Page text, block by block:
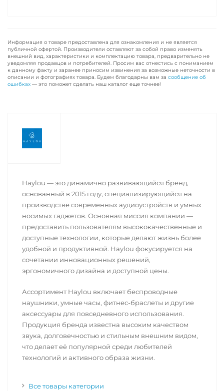
Информация о товаре предоставлена для ознакомления и не является
публичной офертой. Производители оставляют за собой право изменять
внешний вид, характеристики и комплектацию товара, предварительно не
уведомляя продавцов и потребителей. Просим вас отнестись с пониманием
к данному факту и заранее приносим извинения за возможные неточности в
описании и фотографиях товара. Будем благодарны вам за сообщение об
ошибках — это поможет сделать наш каталог еще точнее!
Haylou — это динамично развивающийся бренд,
основанный в 2015 году, специализирующийся на
производстве современных аудиоустройств и умных
носимых гаджетов. Основная миссия компании —
предоставить пользователям высококачественные и
доступные технологии, которые делают жизнь более
удобной и продуктивной. Haylou фокусируется на
сочетании инновационных решений,
эргономичного дизайна и доступной цены.
Ассортимент Haylou включает беспроводные
наушники, умные часы, фитнес-браслеты и другие
аксессуары для повседневного использования.
Продукция бренда известна высоким качеством
звука, долговечностью и стильным внешним видом,
что делает её популярной среди любителей
технологий и активного образа жизни.
Все товары категории